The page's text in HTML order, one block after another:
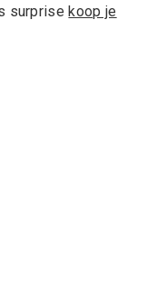
surprisekoop je